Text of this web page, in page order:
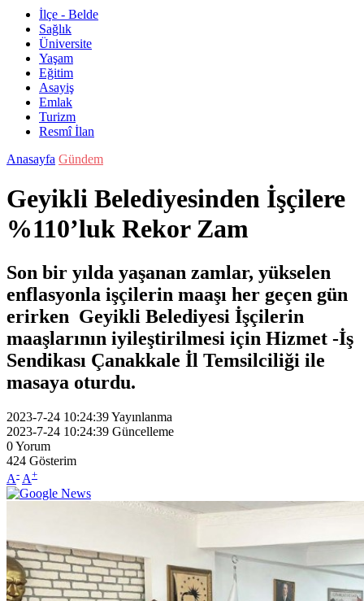
İlçe - Belde
Sağlık
Üniversite
Yaşam
Eğitim
Asayiş
Emlak
Turizm
Resmî İlan
Anasayfa Gündem
Geyikli Belediyesinden İşçilere
%110’luk Rekor Zam
Son bir yılda yaşanan zamlar, yükselen
enflasyonla işçilerin maaşı her geçen gün
erirken Geyikli Belediyesi İşçilerin
maaşlarının iyileştirilmesi için Hizmet -İş
Sendikası Çanakkale İl Temsilciliği ile
masaya oturdu.
2023-7-24 10:24:39Yayınlanma
2023-7-24 10:24:39 Güncelleme
0Yorum
424 Gösterim
A- A+